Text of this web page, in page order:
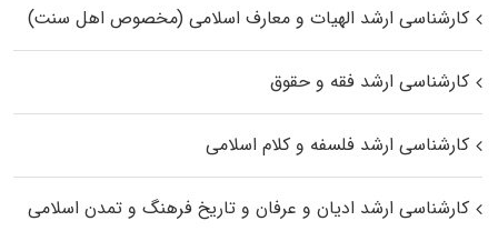
کارشناسی ارشد الهیات و معارف اسلامی (مخصوص اهل سنت)
کارشناسی ارشد فقه و حقوق
کارشناسی ارشد فلسفه و کلام اسلامی
کارشناسی ارشد ادیان و عرفان و تاریخ فرهنگ و تمدن اسلامی